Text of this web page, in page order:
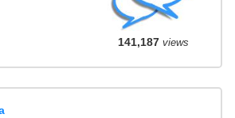
141,187views